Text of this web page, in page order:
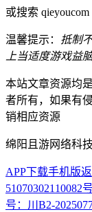
或搜索 qieyoucom
温馨提示： 抵制
上当适度游戏益
本站文章资源均
者所有，如果有
销相应资源
绵阳且游网络科
APP下载手机版
51070302110082号
号：川B2-